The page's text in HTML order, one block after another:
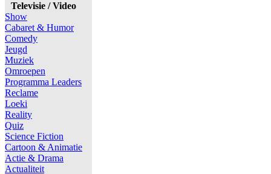
Televisie / Video
Show
Cabaret & Humor
Comedy
Jeugd
Muziek
Omroepen
Programma Leaders
Reclame
Loeki
Reality
Quiz
Science Fiction
Cartoon & Animatie
Actie & Drama
Actualiteit